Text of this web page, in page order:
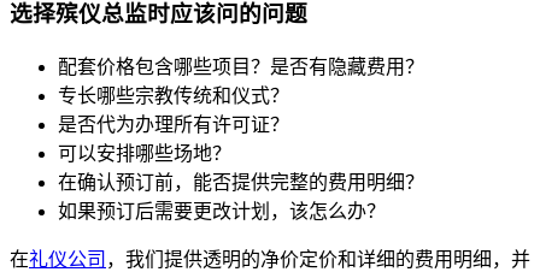
选择殡仪总监时应该问的问题
配套价格包含哪些项目？是否有隐藏费用？
专长哪些宗教传统和仪式？
是否代为办理所有许可证？
可以安排哪些场地？
在确认预订前，能否提供完整的费用明细？
如果预订后需要更改计划，该怎么办？
在礼仪公司 ，我们提供透明的净价定价和详细的费用明细，并